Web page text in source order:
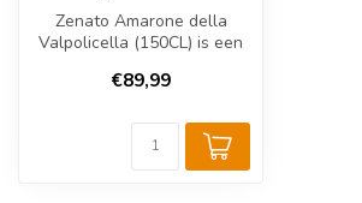
Zenato Amarone della
Valpolicella (150CL) is een
wijn ...
€89,99